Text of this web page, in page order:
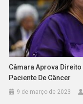
Câmara Aprova
Paciente De Câncer
9 de março de 2023